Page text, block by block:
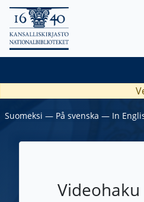
Suomeksi ― På svenska ― In
Videohaku